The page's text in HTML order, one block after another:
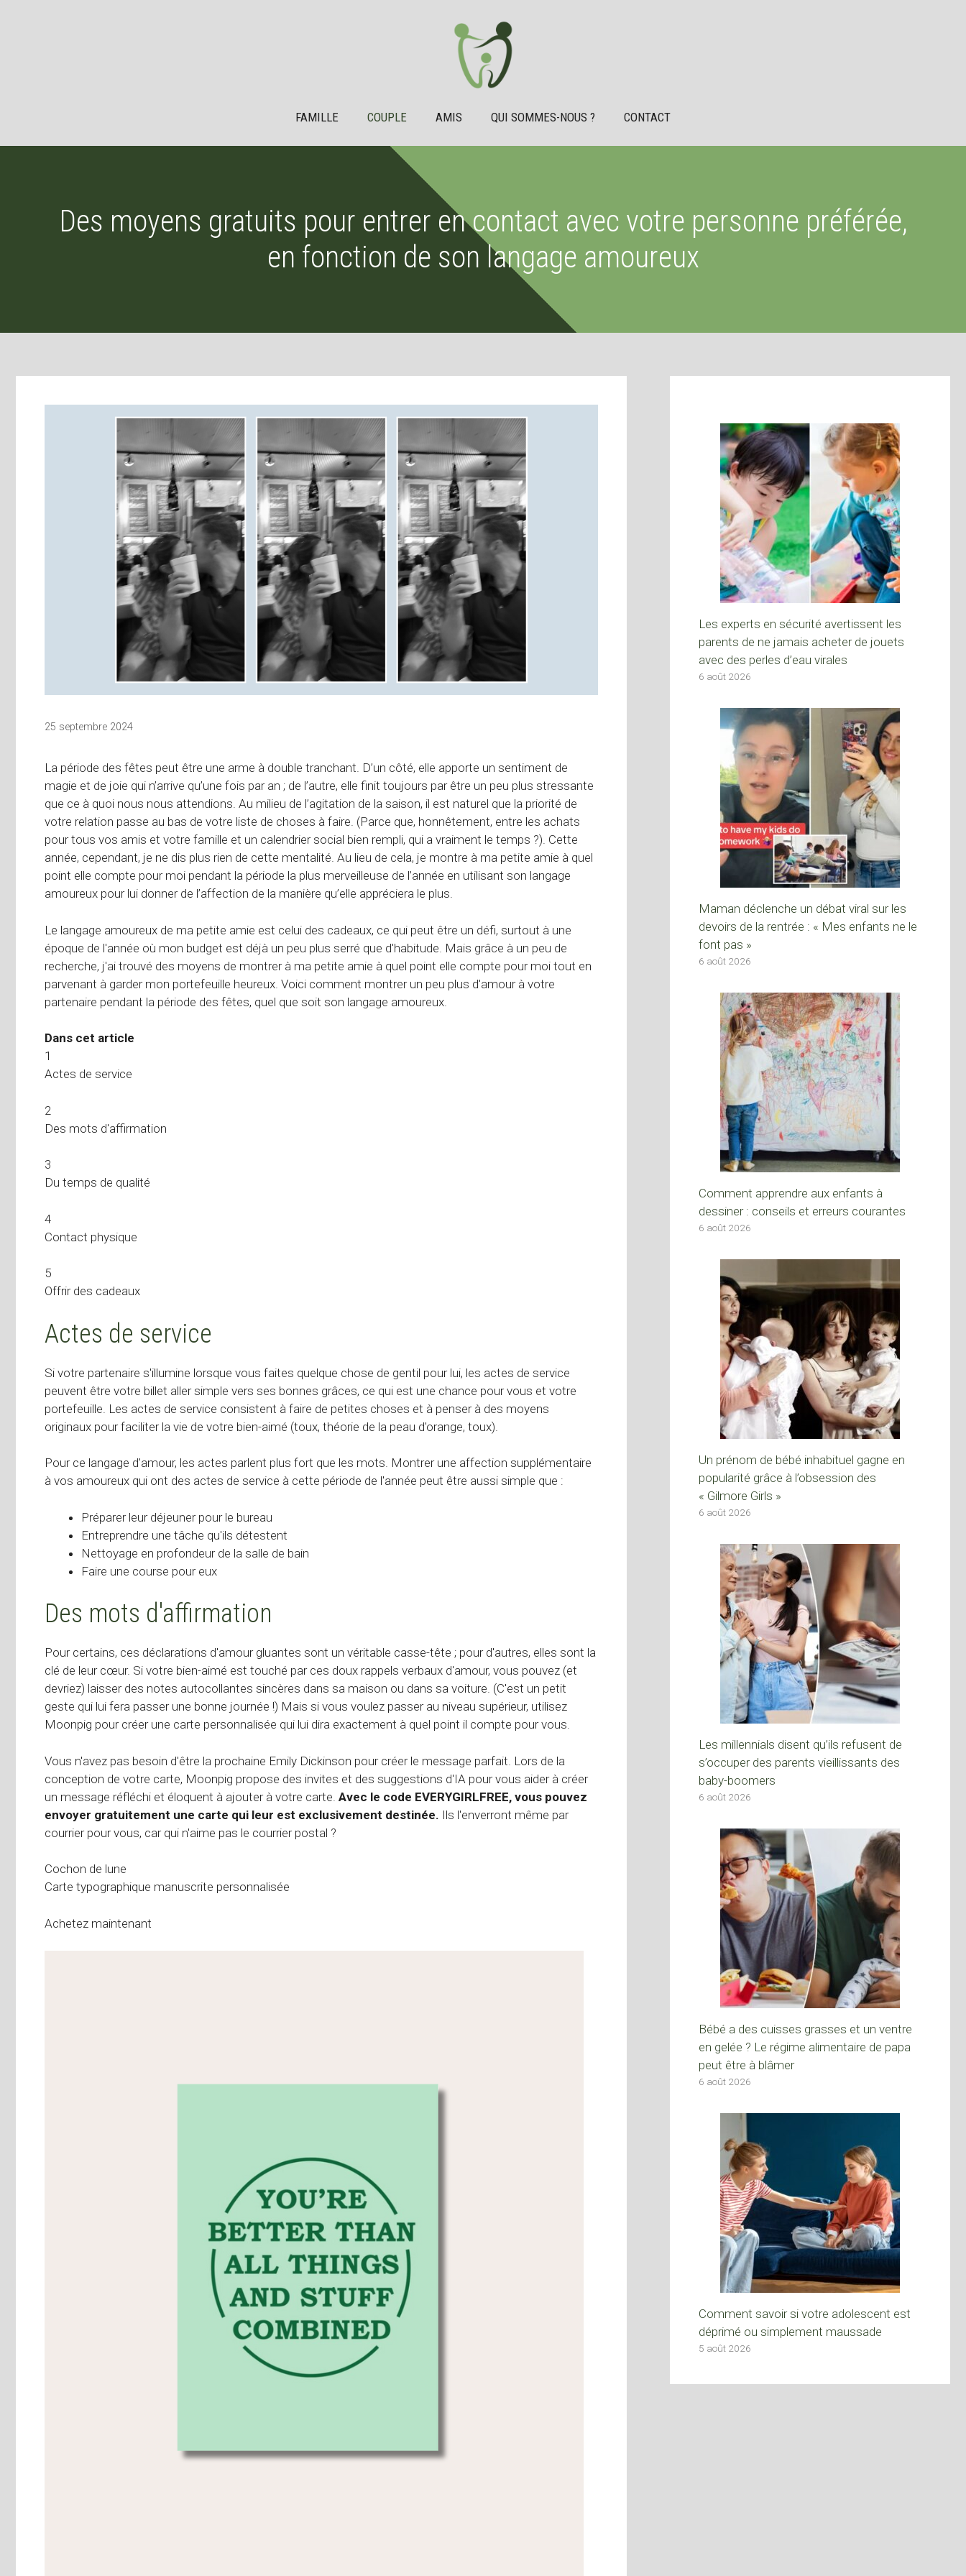
FAMILLE COUPLE AMIS QUI SOMMES-NOUS ? CONTACT
Des moyens gratuits pour entrer en contact avec votre personne préférée,
en fonction de son langage amoureux
25 septembre 2024
La période des fêtes peut être une arme à double tranchant. D’un côté, elle apporte un sentiment de
magie et de joie qui n’arrive qu’une fois par an ; de l’autre, elle finit toujours par être un peu plus stressante
que ce à quoi nous nous attendions. Au milieu de l’agitation de la saison, il est naturel que la priorité de
votre relation passe au bas de votre liste de choses à faire. (Parce que, honnêtement, entre les achats
pour tous vos amis et votre famille et un calendrier social bien rempli, qui a vraiment le temps ?). Cette
année, cependant, je ne dis plus rien de cette mentalité. Au lieu de cela, je montre à ma petite amie à quel
point elle compte pour moi pendant la période la plus merveilleuse de l’année en utilisant son langage
amoureux pour lui donner de l’affection de la manière qu’elle appréciera le plus.
Le langage amoureux de ma petite amie est celui des cadeaux, ce qui peut être un défi, surtout à une
époque de l'année où mon budget est déjà un peu plus serré que d'habitude. Mais grâce à un peu de
recherche, j'ai trouvé des moyens de montrer à ma petite amie à quel point elle compte pour moi tout en
parvenant à garder mon portefeuille heureux. Voici comment montrer un peu plus d'amour à votre
partenaire pendant la période des fêtes, quel que soit son langage amoureux.
Dans cet article
1
Actes de service
2
Des mots d'affirmation
3
Du temps de qualité
4
Contact physique
5
Offrir des cadeaux
Actes de service
Si votre partenaire s'illumine lorsque vous faites quelque chose de gentil pour lui, les actes de service
peuvent être votre billet aller simple vers ses bonnes grâces, ce qui est une chance pour vous et votre
portefeuille. Les actes de service consistent à faire de petites choses et à penser à des moyens
originaux pour faciliter la vie de votre bien-aimé (toux, théorie de la peau d'orange, toux).
Pour ce langage d'amour, les actes parlent plus fort que les mots. Montrer une affection supplémentaire
à vos amoureux qui ont des actes de service à cette période de l'année peut être aussi simple que :
Préparer leur déjeuner pour le bureau
Entreprendre une tâche qu'ils détestent
Nettoyage en profondeur de la salle de bain
Faire une course pour eux
Des mots d'affirmation
Pour certains, ces déclarations d'amour gluantes sont un véritable casse-tête ; pour d'autres, elles sont la
clé de leur cœur. Si votre bien-aimé est touché par ces doux rappels verbaux d'amour, vous pouvez (et
devriez) laisser des notes autocollantes sincères dans sa maison ou dans sa voiture. (C'est un petit
geste qui lui fera passer une bonne journée !) Mais si vous voulez passer au niveau supérieur, utilisez
Moonpig pour créer une carte personnalisée qui lui dira exactement à quel point il compte pour vous.
Vous n'avez pas besoin d'être la prochaine Emily Dickinson pour créer le message parfait. Lors de la
conception de votre carte, Moonpig propose des invites et des suggestions d'IA pour vous aider à créer
un message réfléchi et éloquent à ajouter à votre carte. Avec le code EVERYGIRLFREE, vous pouvez
envoyer gratuitement une carte qui leur est exclusivement destinée. Ils l'enverront même par
courrier pour vous, car qui n'aime pas le courrier postal ?
Cochon de lune
Carte typographique manuscrite personnalisée
Achetez maintenant
Les experts en sécurité avertissent les
parents de ne jamais acheter de jouets
avec des perles d’eau virales
6 août 2026
Maman déclenche un débat viral sur les
devoirs de la rentrée : « Mes enfants ne le
font pas »
6 août 2026
Comment apprendre aux enfants à
dessiner : conseils et erreurs courantes
6 août 2026
Un prénom de bébé inhabituel gagne en
popularité grâce à l’obsession des
« Gilmore Girls »
6 août 2026
Les millennials disent qu’ils refusent de
s’occuper des parents vieillissants des
baby-boomers
6 août 2026
Bébé a des cuisses grasses et un ventre
en gelée ? Le régime alimentaire de papa
peut être à blâmer
6 août 2026
Comment savoir si votre adolescent est
déprimé ou simplement maussade
5 août 2026